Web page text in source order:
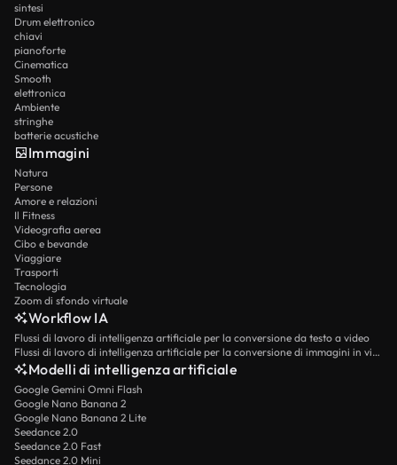
sintesi
Drum elettronico
chiavi
pianoforte
Cinematica
Smooth
elettronica
Ambiente
stringhe
batterie acustiche
Immagini
Natura
Persone
Amore e relazioni
Il Fitness
Videografia aerea
Cibo e bevande
Viaggiare
Trasporti
Tecnologia
Zoom di sfondo virtuale
Workflow IA
Flussi di lavoro di intelligenza artificiale per la conversione da testo a video
Flussi di lavoro di intelligenza artificiale per la conversione di immagini in video
Modelli di intelligenza artificiale
Google Gemini Omni Flash
Google Nano Banana 2
Google Nano Banana 2 Lite
Seedance 2.0
Seedance 2.0 Fast
Seedance 2.0 Mini